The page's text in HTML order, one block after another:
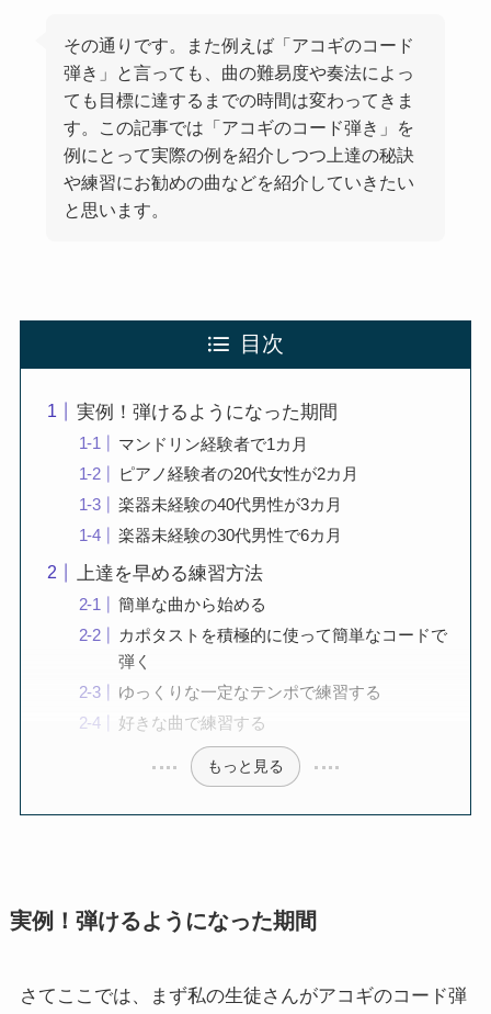
その通りです。また例えば「アコギのコード
弾き」と言っても、曲の難易度や奏法によっ
ても目標に達するまでの時間は変わってきま
す。この記事では「アコギのコード弾き」を
例にとって実際の例を紹介しつつ上達の秘訣
や練習にお勧めの曲などを紹介していきたい
と思います。
目次
実例！弾けるようになった期間
マンドリン経験者で1カ月
ピアノ経験者の20代女性が2カ月
楽器未経験の40代男性が3カ月
楽器未経験の30代男性で6カ月
上達を早める練習方法
簡単な曲から始める
カポタストを積極的に使って簡単なコードで
弾く
ゆっくりな一定なテンポで練習する
好きな曲で練習する
もっと見る
実例！弾けるようになった期間
さてここでは、まず私の生徒さんがアコギのコード弾